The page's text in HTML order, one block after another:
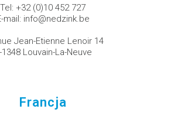
Tel: +32 (0)10 452 727
mail: info@nedzink.be
Jean-Etienne Lenoir 14
1348 Louvain-La-Neuve
Francja